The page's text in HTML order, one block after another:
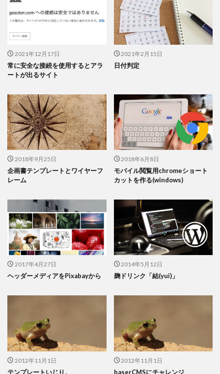
2021年12月17日
常に安全な接続を使用するとアラ
ートが出るサイト
2021年2月15日
日付判定
2018年9月25日
企画書テンプレートとワイヤーフ
レーム
2018年6月8日
モバイル閲覧用chromeショート
カットを作る(windows)
2017年4月27日
ヘッダーメディアをPixabayから
2014年5月12日
麹ドリンク「結(yui)」
2012年11月1日
テンプレートいじり。
2012年11月1日
baserCMSにチャレンジ